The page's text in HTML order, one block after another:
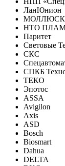
ЛанЮнион
МОЛЛЮСК
НТО
Паритет
Световые
СКС
СПКБ
ТЕКО
Эпотос
ASSA
Avigilon
Axis
ASD
Bosch
Biosmart
Dahua
DELTA